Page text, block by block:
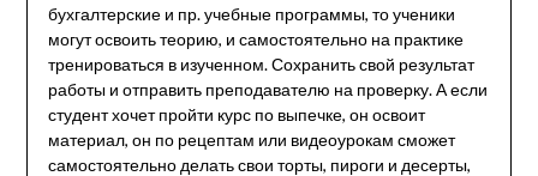
бухгалтерские и пр. учебные программы, то ученики
могут освоить теорию, и самостоятельно на практике
тренироваться в изученном. Сохранить свой результат
работы и отправить преподавателю на проверку. А если
студент хочет пройти курс по выпечке, он освоит
материал, он по рецептам или видеоурокам сможет
самостоятельно делать свои торты, пироги и десерты,